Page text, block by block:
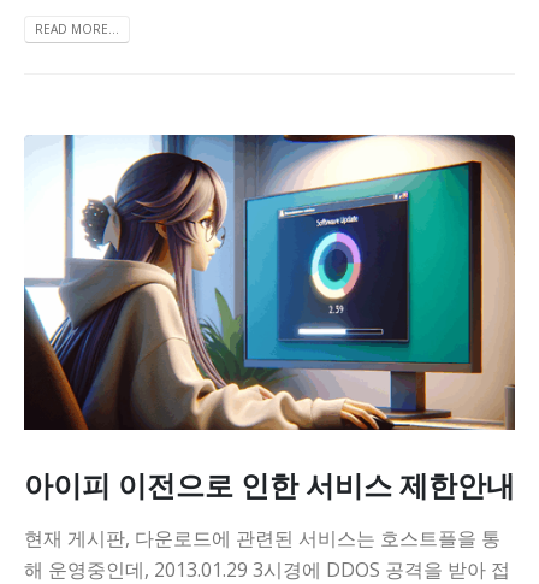
READ MORE...
아이피 이전으로 인한 서비스 제한안내
현재 게시판, 다운로드에 관련된 서비스는 호스트플을 통
해 운영중인데, 2013.01.29 3시경에 DDOS 공격을 받아 접